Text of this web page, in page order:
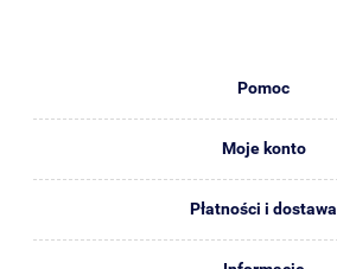
Pomoc
Moje konto
Płatności i dostawa